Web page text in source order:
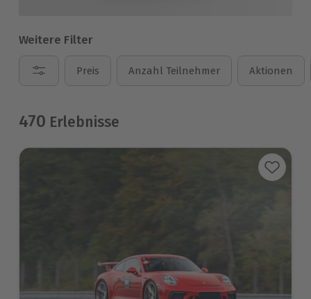
Weitere Filter
Preis Anzahl Teilnehmer Aktionen
470 Erlebnisse